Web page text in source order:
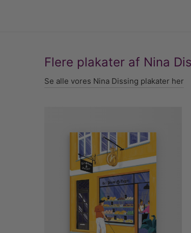
Flere plakater af Nina
Se alle vores Nina Dissing plakater her